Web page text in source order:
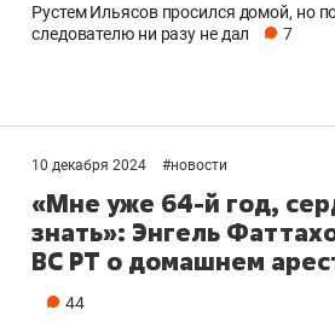
Рустем Ильясов просился домой, но
следователю ни разу не дал
7
10 декабря 2024 #новости
«Мне уже 64-й год,
знать»: Энгель
ВС РТ о домашнем
44